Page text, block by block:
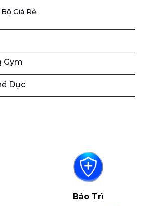
Giá Rẻ
Gym
Dục
Bảo Trì